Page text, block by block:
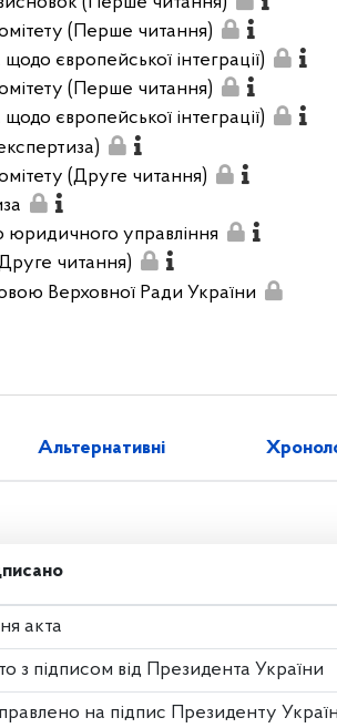
(Перше читання)
європейської інтеграції)
(Перше читання)
європейської інтеграції)
(Друге читання)
юридичного управління
читання)
Верховної Ради України
Альтернативні
акта
з підписом від Президента України
на підпис Президенту